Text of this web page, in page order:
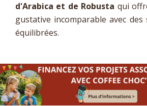
d'Arabica et de Robusta qui
gustative incomparable avec
équilibrées.